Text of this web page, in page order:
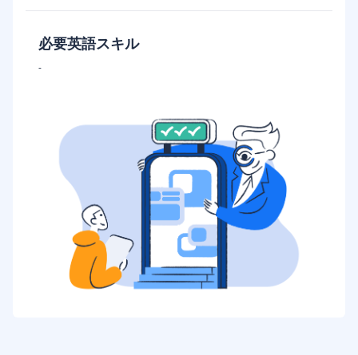
必要英語スキル
-